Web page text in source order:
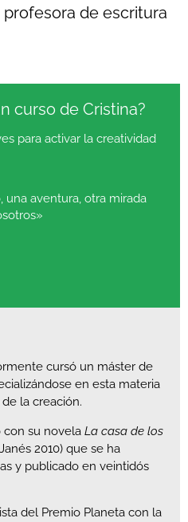
de escritura
curso de Cristina?
para activar la creatividad
una aventura, otra mirada
cursó un máster de
en esta materia
la creación.
con su novela La casa de los
2010) que se ha
y publicado en veintidós
del Premio Planeta con la